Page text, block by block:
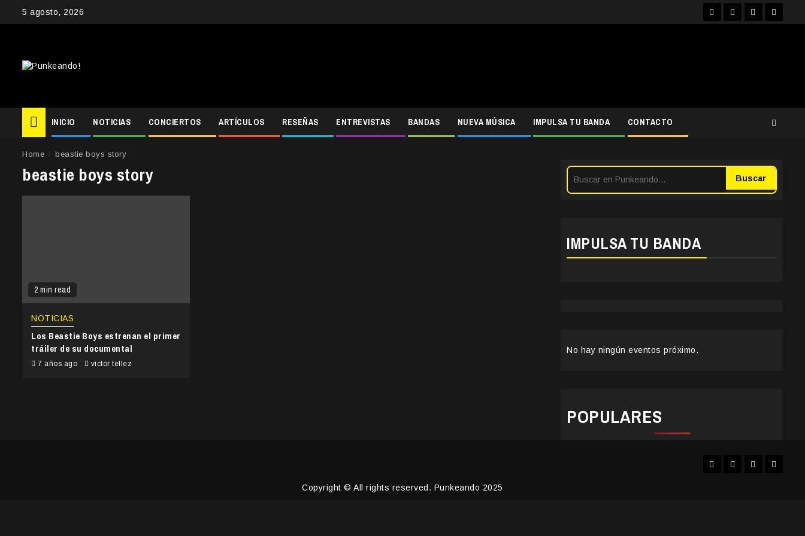
5 agosto, 2026 FacebookInstagram
YouTubeTwitter
INICIO NOTICIAS CONCIERTOS ARTÍCULOS RESEÑAS ENTREVISTAS BANDAS NUEVA MÚSICA IMPULSA TU BANDA CONTACTO
Home beastie boys story
beastie boys story
2 min read
NOTICIAS
Los Beastie Boys estrenan el primer
tráiler de su documental
7 años ago victor tellez
Buscar
IMPULSA TU BANDA
No hay ningún eventos próximo.
POPULARES
FacebookInstagram
YouTubeTwitter
Copyright © All rights reserved. Punkeando 2025